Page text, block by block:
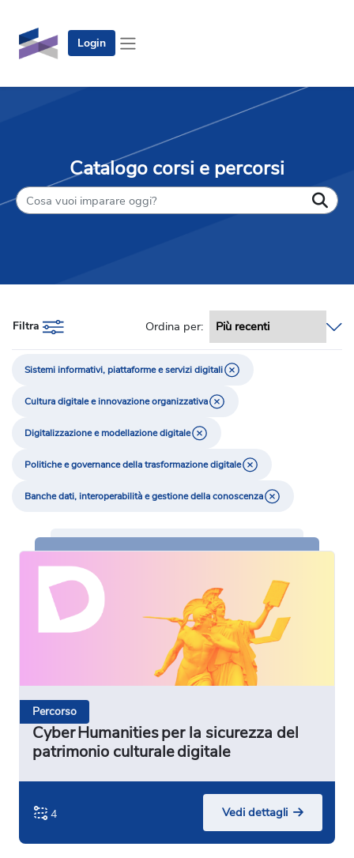
Login
Catalogo corsi e percorsi
Filtra Ordina per:
Sistemi informativi, piattaforme e servizi digitali
Cultura digitale e innovazione organizzativa
Digitalizzazione e modellazione digitale
Politiche e governance della trasformazione digitale
Banche dati, interoperabilità e gestione della conoscenza
Percorso
Cyber Humanities per la sicurezza del
patrimonio culturale digitale
4 Vedi dettagli